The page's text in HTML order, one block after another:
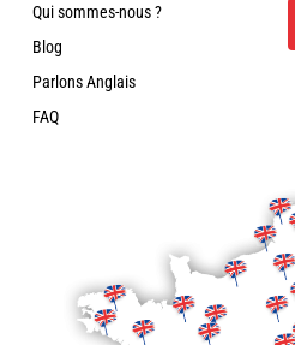
Qui sommes-nous ?
Blog
Parlons Anglais
FAQ